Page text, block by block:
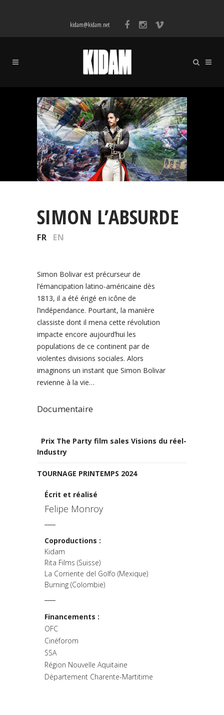
kidam@kidam.net
SIMON L’ABSURDE
FR EN
Simon Bolivar est précurseur de
l’émancipation latino-américaine dès
1813, il a été érigé en icône de
l’indépendance. Pourtant, la manière
classiste dont il mena cette révolution
impacte encore aujourd’hui les
populations de ce continent par de
violentes divisions sociales. Alors
imaginons un instant que Simon Bolivar
revienne à la vie…
Documentaire
Prix The Party film sales Visions du réel-
Industry
TOURNAGE PRINTEMPS 2024
Écrit et réalisé
Felipe Monroy
Coproductions :
Kidam
Rita Films (Suisse)
La Corriente del Golfo (Mexique)
Burning (Colombie)
Financements :
OFC
Cinéforom
SSA
Région Nouvelle Aquitaine
Département Charente-Martitime